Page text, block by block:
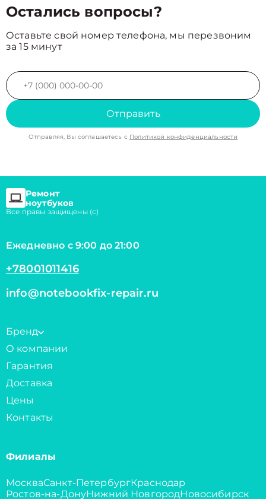
Остались вопросы?
Оставьте свой номер телефона, мы перезвоним
за 15 минут
Отправить
Отправляя, Вы соглашаетесь с Политикой конфиденциальности
Ремонт
ноутбуков
Все правы защищены (с)
Ежедневно с 9:00 до 21:00
+78001011416
info@notebookfix-repair.ru
Бренд
О компании
Гарантия
Доставка
Цены
Контакты
Филиалы
МоскваСанкт-ПетербургКраснодар
Ростов-на-ДонуНижний НовгородНовосибирск